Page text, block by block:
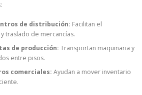
de distribución: Facilitan el
traslado de mercancías.
de producción: Transportan maquinaria y
entre pisos.
comerciales: Ayudan a mover inventario